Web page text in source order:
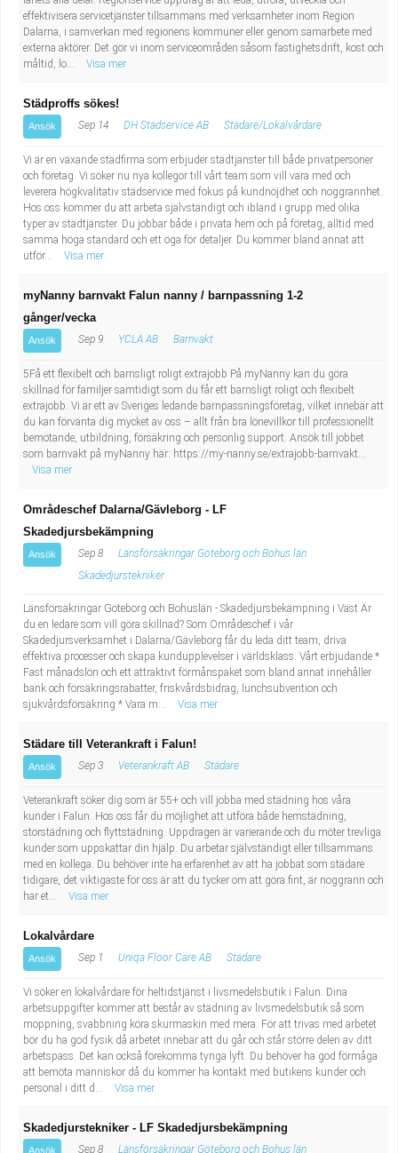
effektivisera servicetjänster tillsammans med verksamheter inom Region
Dalarna, i samverkan med regionens kommuner eller genom samarbete med
externa aktörer. Det gör vi inom serviceområden såsom fastighetsdrift, kost och
måltid, lo...
Visa mer
Städproffs sökes!
Ansök Sep 14 DH Städservice AB Städare/Lokalvårdare
Vi är en växande städfirma som erbjuder städtjänster till både privatpersoner
och företag. Vi söker nu nya kollegor till vårt team som vill vara med och
leverera högkvalitativ städservice med fokus på kundnöjdhet och noggrannhet.
Hos oss kommer du att arbeta självständigt och ibland i grupp med olika
typer av städtjänster. Du jobbar både i privata hem och på företag, alltid med
samma höga standard och ett öga för detaljer. Du kommer bland annat att
utför...
Visa mer
myNanny barnvakt Falun nanny / barnpassning 1-2
gånger/vecka
Ansök Sep 9 YCLA AB Barnvakt
5Få ett flexibelt och barnsligt roligt extrajobb På myNanny kan du göra
skillnad för familjer samtidigt som du får ett barnsligt roligt och flexibelt
extrajobb. Vi är ett av Sveriges ledande barnpassningsföretag, vilket innebär att
du kan förvänta dig mycket av oss – allt från bra lönevillkor till professionellt
bemötande, utbildning, försäkring och personlig support. Ansök till jobbet
som barnvakt på myNanny här: https://my-nanny.se/extrajobb-barnvakt...
Visa mer
Områdeschef Dalarna/Gävleborg - LF
Skadedjursbekämpning
Ansök Sep 8
Länsförsäkringar Göteborg och Bohus län
Skadedjurstekniker
Länsförsäkringar Göteborg och Bohuslän - Skadedjursbekämpning i Väst Är
du en ledare som vill göra skillnad? Som Områdeschef i vår
Skadedjursverksamhet i Dalarna/Gävleborg får du leda ditt team, driva
effektiva processer och skapa kundupplevelser i världsklass. Vårt erbjudande *
Fast månadslön och ett attraktivt förmånspaket som bland annat innehåller
bank och försäkringsrabatter, friskvårdsbidrag, lunchsubvention och
sjukvårdsförsäkring * Vara m...
Visa mer
Städare till Veterankraft i Falun!
Ansök Sep 3 Veterankraft AB Städare
Veterankraft söker dig som är 55+ och vill jobba med städning hos våra
kunder i Falun. Hos oss får du möjlighet att utföra både hemstädning,
storstädning och flyttstädning. Uppdragen är varierande och du möter trevliga
kunder som uppskattar din hjälp. Du arbetar självständigt eller tillsammans
med en kollega. Du behöver inte ha erfarenhet av att ha jobbat som städare
tidigare, det viktigaste för oss är att du tycker om att göra fint, är noggrann och
har et...
Visa mer
Lokalvårdare
Ansök Sep 1 Uniqa Floor Care AB Städare
Vi söker en lokalvårdare för heltidstjänst i livsmedelsbutik i Falun. Dina
arbetsuppgifter kommer att består av städning av livsmedelsbutik så som
moppning, svabbning köra skurmaskin med mera. För att trivas med arbetet
bör du ha god fysik då arbetet innebär att du går och står större delen av ditt
arbetspass. Det kan också förekomma tynga lyft. Du behöver ha god förmåga
att bemöta människor då du kommer ha kontakt med butikens kunder och
personal i ditt d...
Visa mer
Skadedjurstekniker - LF Skadedjursbekämpning
Ansök Sep 8 Länsförsäkringar Göteborg och Bohus län